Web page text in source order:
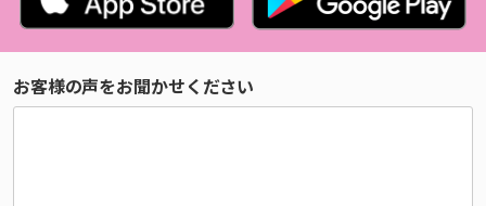
お客様の声をお聞かせください